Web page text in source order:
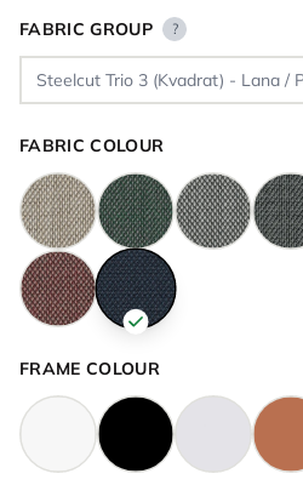
FABRIC GROUP ?
FABRIC COLOUR
FRAME COLOUR